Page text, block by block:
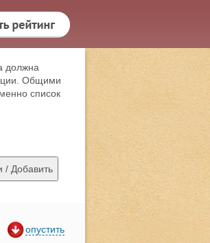
должна
Общими
список
опустить